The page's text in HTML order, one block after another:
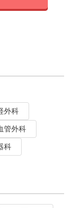
外科
管外科
科